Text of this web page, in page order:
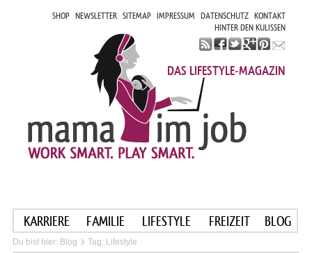
SHOP NEWSLETTER SITEMAP IMPRESSUM DATENSCHUTZ KONTAKT
HINTER DEN KULISSEN
DAS LIFESTYLE-MAGAZIN
KARRIERE FAMILIE LIFESTYLE FREIZEIT BLOG
Du bist hier: Blog Tag: Lifestyle